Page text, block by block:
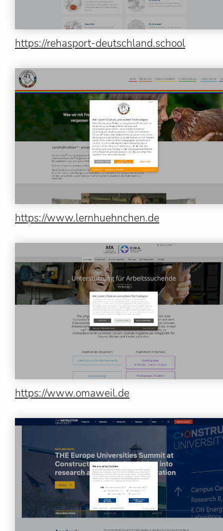
https://rehasport-deutschland.school
https://www.lernhuehnchen.de
https://www.omaweil.de